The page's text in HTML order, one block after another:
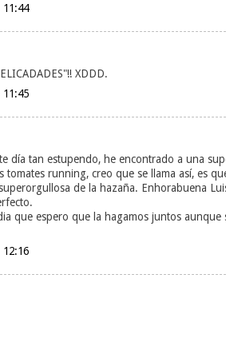
XDDD.
día tan estupendo, he encontrado a una
tomates running, creo que se llama así, es
de la hazaña. Enhorabuena
que espero que la hagamos juntos aunque